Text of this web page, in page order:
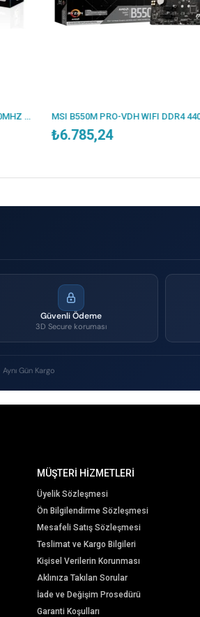
ASUS PRIME B550M-K ARGB DDR4 5100MHZ 1XHDMI 1XDP 2XM.2 USB 3.2 MATX AM4 (AMD AM4 5000/4000G/3000 SERİLERİ İLE UYUMLU)
₺6.785,24
Güvenli Ödeme
3D Secure koruması
Gün Kargo
MÜŞTERİ HİZMETLERİ
Üyelik Sözleşmesi
Ön Bilgilendirme Sözleşmesi
Mesafeli Satış Sözleşmesi
Teslimat ve Kargo Bilgileri
Kişisel Verilerin Korunması
Aklınıza Takılan Sorular
İade ve Değişim Prosedürü
Garanti Koşulları